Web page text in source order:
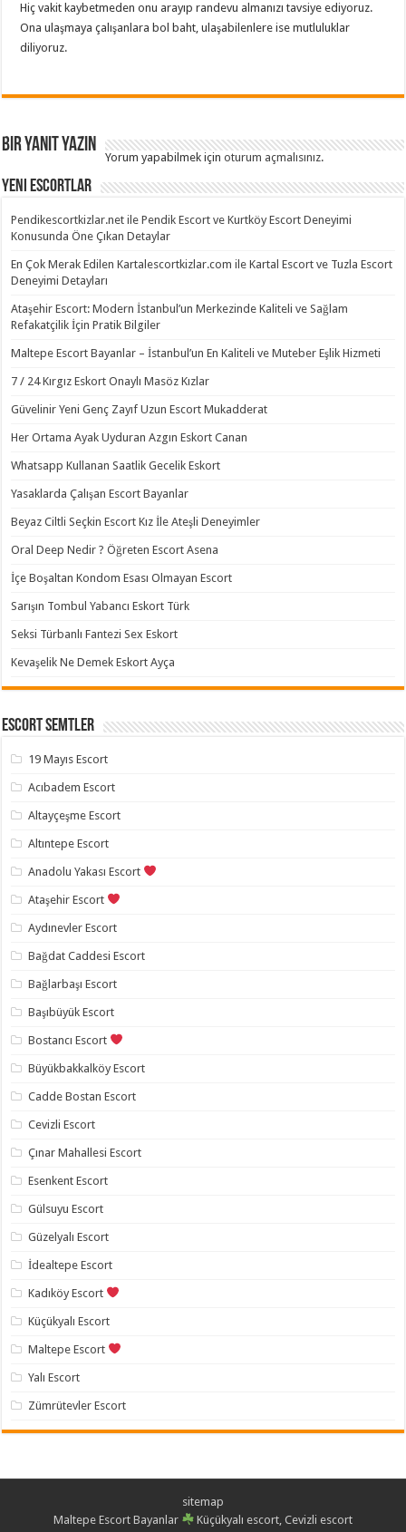
Hiç vakit kaybetmeden onu arayıp randevu almanızı tavsiye ediyoruz.
Ona ulaşmaya çalışanlara bol baht, ulaşabilenlere ise mutluluklar
diliyoruz.
Bir yanıt yazın
Yorum yapabilmek içinoturum açmalısınız.
Yeni Escortlar
Pendikescortkizlar.net ile Pendik Escort ve Kurtköy Escort Deneyimi
Konusunda Öne Çıkan Detaylar
En Çok Merak Edilen Kartalescortkizlar.com ile Kartal Escort ve Tuzla Escort
Deneyimi Detayları
Ataşehir Escort: Modern İstanbul’un Merkezinde Kaliteli ve Sağlam
Refakatçilik İçin Pratik Bilgiler
Maltepe Escort Bayanlar – İstanbul’un En Kaliteli ve Muteber Eşlik Hizmeti
7 / 24 Kırgız Eskort Onaylı Masöz Kızlar
Güvelinir Yeni Genç Zayıf Uzun Escort Mukadderat
Her Ortama Ayak Uyduran Azgın Eskort Canan
Whatsapp Kullanan Saatlik Gecelik Eskort
Yasaklarda Çalışan Escort Bayanlar
Beyaz Ciltli Seçkin Escort Kız İle Ateşli Deneyimler
Oral Deep Nedir ? Öğreten Escort Asena
İçe Boşaltan Kondom Esası Olmayan Escort
Sarışın Tombul Yabancı Eskort Türk
Seksi Türbanlı Fantezi Sex Eskort
Kevaşelik Ne Demek Eskort Ayça
Escort Semtler
19 Mayıs Escort
Acıbadem Escort
Altayçeşme Escort
Altıntepe Escort
Anadolu Yakası Escort
Ataşehir Escort
Aydınevler Escort
Bağdat Caddesi Escort
Bağlarbaşı Escort
Başıbüyük Escort
Bostancı Escort
Büyükbakkalköy Escort
Cadde Bostan Escort
Cevizli Escort
Çınar Mahallesi Escort
Esenkent Escort
Gülsuyu Escort
Güzelyalı Escort
İdealtepe Escort
Kadıköy Escort
Küçükyalı Escort
Maltepe Escort
Yalı Escort
Zümrütevler Escort
sitemap
Maltepe Escort Bayanlar
Küçükyalı escort, Cevizli escort